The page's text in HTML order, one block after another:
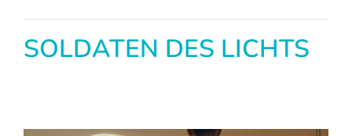
SOLDATEN DES LICHTS